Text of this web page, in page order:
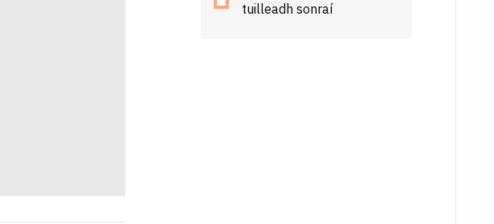
tuilleadh sonraí